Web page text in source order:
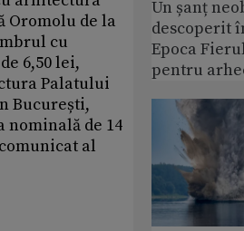
Oromolu de la
cu
6,50 lei,
Palatului
București,
de 14
al
Un șanț
descoperit
Epoca
pentru